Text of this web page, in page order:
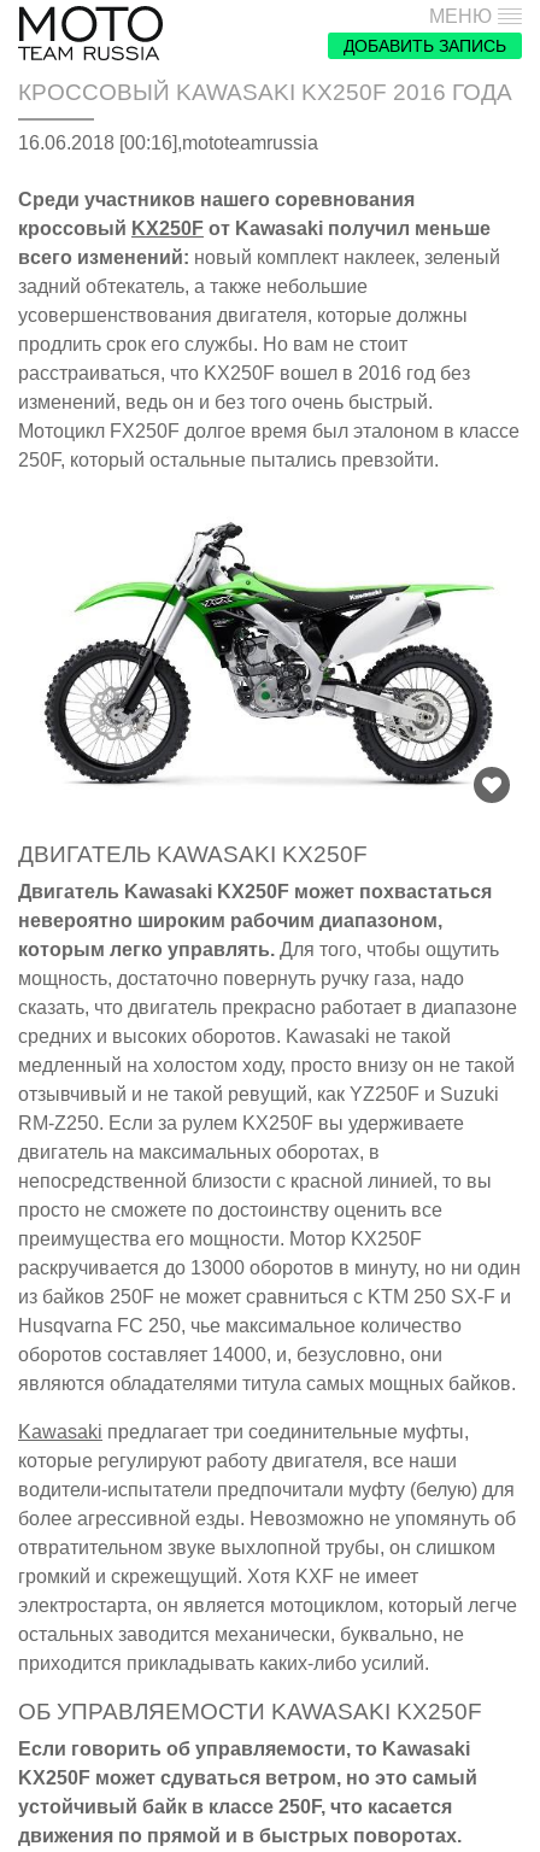
МЕНЮ
ДОБАВИТЬ ЗАПИСЬ
КРОССОВЫЙ KAWASAKI KX250F 2016 ГОДА
16.06.2018 [00:16],mototeamrussia
Среди участников нашего соревнования
кроссовый KX250F от Kawasaki получил меньше
всего изменений: новый комплект наклеек, зеленый
задний обтекатель, а также небольшие
усовершенствования двигателя, которые должны
продлить срок его службы. Но вам не стоит
расстраиваться, что KX250F вошел в 2016 год без
изменений, ведь он и без того очень быстрый.
Мотоцикл FX250F долгое время был эталоном в классе
250F, который остальные пытались превзойти.
ДВИГАТЕЛЬ KAWASAKI KX250F
Двигатель Kawasaki KX250F может похвастаться
невероятно широким рабочим диапазоном,
которым легко управлять. Для того, чтобы ощутить
мощность, достаточно повернуть ручку газа, надо
сказать, что двигатель прекрасно работает в диапазоне
средних и высоких оборотов. Kawasaki не такой
медленный на холостом ходу, просто внизу он не такой
отзывчивый и не такой ревущий, как YZ250F и Suzuki
RM-Z250. Если за рулем KX250F вы удерживаете
двигатель на максимальных оборотах, в
непосредственной близости с красной линией, то вы
просто не сможете по достоинству оценить все
преимущества его мощности. Мотор KX250F
раскручивается до 13000 оборотов в минуту, но ни один
из байков 250F не может сравниться с KTM 250 SX-F и
Husqvarna FC 250, чье максимальное количество
оборотов составляет 14000, и, безусловно, они
являются обладателями титула самых мощных байков.
Kawasaki предлагает три соединительные муфты,
которые регулируют работу двигателя, все наши
водители-испытатели предпочитали муфту (белую) для
более агрессивной езды. Невозможно не упомянуть об
отвратительном звуке выхлопной трубы, он слишком
громкий и скрежещущий. Хотя KXF не имеет
электростарта, он является мотоциклом, который легче
остальных заводится механически, буквально, не
приходится прикладывать каких-либо усилий.
ОБ УПРАВЛЯЕМОСТИ KAWASAKI KX250F
Если говорить об управляемости, то Kawasaki
KX250F может сдуваться ветром, но это самый
устойчивый байк в классе 250F, что касается
движения по прямой и в быстрых поворотах.